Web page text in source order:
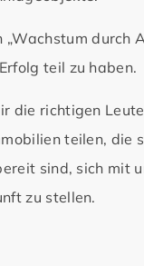
„Wachstum durch
teil zu haben.
die richtigen
teilen, die
sind, sich mit
zu stellen.